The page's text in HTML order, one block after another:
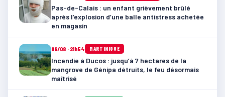
Pas-de-Calais : un enfant grièvement brûlé
après l’explosion d’une balle antistress achetée
en magasin
06/08 · 21h54 MARTINIQUE
Incendie à Ducos : jusqu’à 7 hectares de la
mangrove de Génipa détruits, le feu désormais
maîtrisé